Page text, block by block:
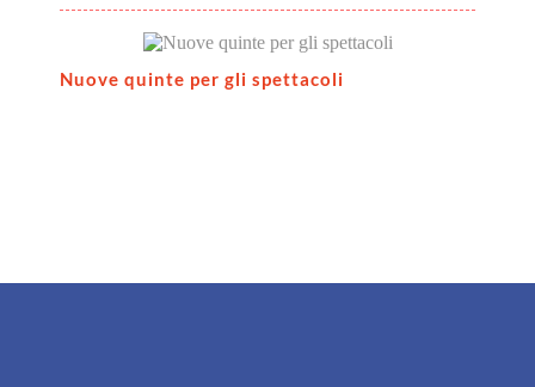
Nuove quinte per gli spettacoli